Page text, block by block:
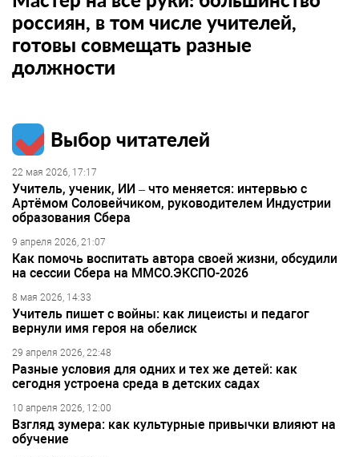
россиян, в том числе учителей,
готовы совмещать разные
должности
Выбор читателей
22 мая 2026, 17:17
Учитель, ученик, ИИ – что меняется: интервью с
Артёмом Соловейчиком, руководителем Индустрии
образования Сбера
9 апреля 2026, 21:07
Как помочь воспитать автора своей жизни, обсудили
на сессии Сбера на ММСО.ЭКСПО-2026
8 мая 2026, 14:33
Учитель пишет с войны: как лицеисты и педагог
вернули имя героя на обелиск
29 апреля 2026, 22:48
Разные условия для одних и тех же детей: как
сегодня устроена среда в детских садах
10 апреля 2026, 12:00
Взгляд зумера: как культурные привычки влияют на
обучение